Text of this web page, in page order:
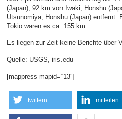
(Japan), 92 km von Iwaki, Honshu
Utsunomiya, Honshu (Japan) entfernt.
Tokio waren es ca. 155 km.
Es liegen zur Zeit keine Berichte über
Quelle: USGS, iris.edu
[mappress mapid=“13″]
twittern mitteilen